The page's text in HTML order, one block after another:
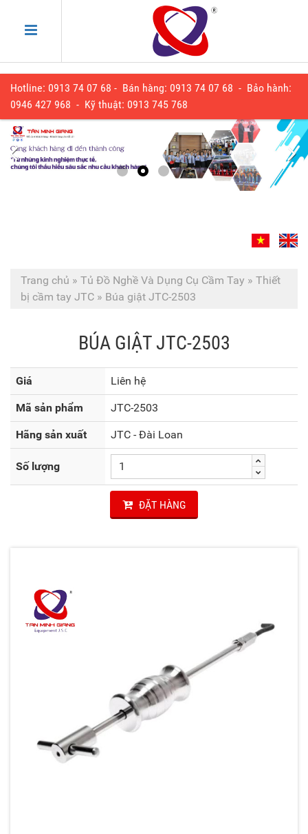
Hotline: 0913 74 07 68 - Bán hàng: 0913 74 07 68 - Bảo hành:
0946 427 968 - Kỹ thuật: 0913 745 768
Trang chủ » Tủ Đồ Nghề Và Dụng Cụ Cầm Tay » Thiết
bị cầm tay JTC » Búa giật JTC-2503
BÚA GIẬT JTC-2503
Giá Liên hệ
Mã sản phẩm JTC-2503
Hãng sản xuất JTC - Đài Loan
Số lượng
ĐẶT HÀNG